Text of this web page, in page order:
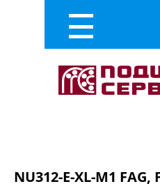
NU312-E-XL-M1 FAG,